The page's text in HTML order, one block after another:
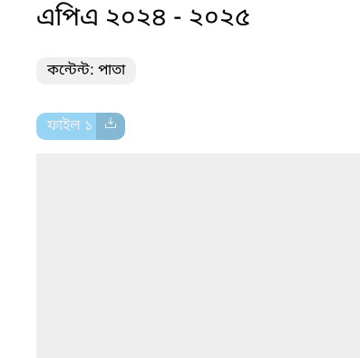
এপিএ ২০২৪ - ২০২৫
কন্টেন্ট: পাতা
ফাইল ১